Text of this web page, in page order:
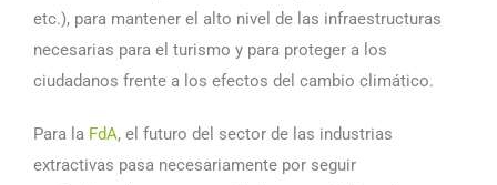
etc.), para mantener el alto nivel de las infraestructuras
necesarias para el turismo y para proteger a los
ciudadanos frente a los efectos del cambio climático.
Para la FdA, el futuro del sector de las industrias
extractivas pasa necesariamente por seguir